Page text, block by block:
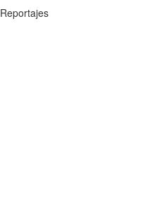
Reportajes